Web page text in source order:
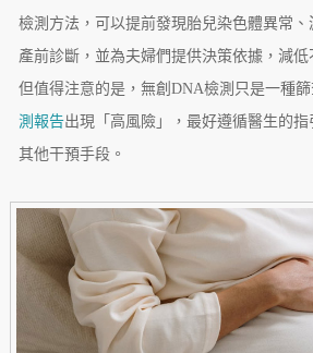
檢測方法，可以提前發現胎兒染色體異常
產前診斷，並為夫婦們提供決策依據，減低
但值得注意的是，無創DNA檢測只是一種
測報告出現「高風險」，最好遵循醫生的
其他干預手段。